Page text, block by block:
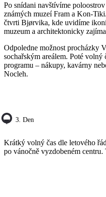
Po snídani navštívíme
známých muzeí Fram a Kon-
čtvrti Bjørvika, kde uvidíme
muzeum a architektonicky
Odpoledne možnost procházky
sochařským areálem. Poté
programu – nákupy, kavárny
Nocleh.
3. Den
Krátký volný čas dle letového
po vánočně vyzdobeném